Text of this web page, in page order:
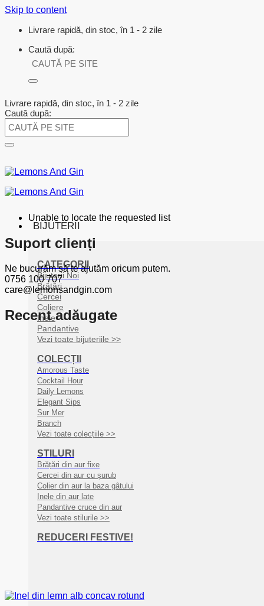
Skip to content
Livrare rapidă, din stoc, în 1 - 2 zile
Caută după:
Livrare rapidă, din stoc, în 1 - 2 zile
Caută după:
BIJUTERII
CATEGORII
Bijuterii Noi
Brățări
Cercei
Coliere
Inele
Pandantive
Vezi toate bijuteriile >>
COLECȚII
Amorous Taste
Cocktail Hour
Daily Lemons
Elegant Sips
Sur Mer
Branch
Vezi toate colecțiile >>
STILURI
Brățări din aur fixe
Cercei din aur cu șurub
Colier din aur la baza gâtului
Inele din aur late
Pandantive cruce din aur
Vezi toate stilurile >>
REDUCERI FESTIVE!
Unable to locate the requested list
Suport clienți
Ne bucurăm să te ajutăm oricum putem.
0756 100 707
care@lemonsandgin.com
Recent adăugate